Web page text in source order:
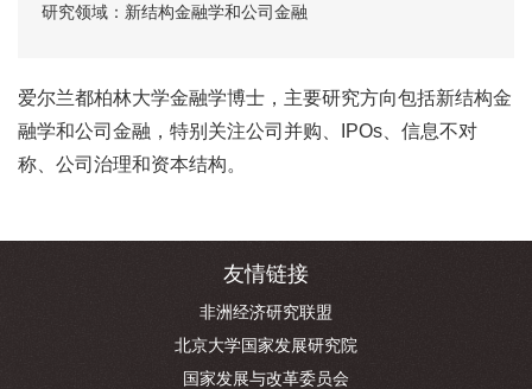
研究领域：新结构金融学和公司金融
爱尔兰都柏林大学金融学博士，主要研究方向包括新结构金
融学和公司金融，特别关注公司并购、IPOs、信息不对
称、公司治理和资本结构。
友情链接
非洲经济研究联盟
北京大学国家发展研究院
国家发展与改革委员会